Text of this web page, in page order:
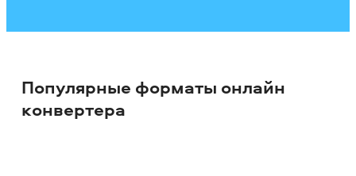
Популярные форматы онлайн
конвертера